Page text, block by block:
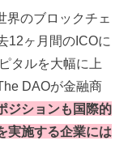
界のブロックチェ
12ヶ月間のICOに
タルを大幅に上
DAOが金融商
ジションも国際的
実施する企業には